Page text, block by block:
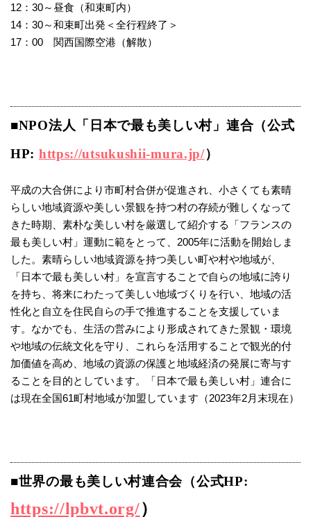
12：30～昼食（和束町内）
14：30～和束町出発＜全行程終了＞
17：00 関西国際空港（解散）
■NPO法人「日本で最も美しい村」連合（公式
HP: https://utsukushii-mura.jp/）
平成の大合併により市町村合併が促進され、小さくても素晴
らしい地域資源や美しい景観を持つ村の存続が難しくなって
きた時期、素朴な美しい村を厳選して紹介する「フランスの
最も美しい村」運動に範をとって、2005年に活動を開始しま
した。素晴らしい地域資源を持つ美しい町や村や地域が、
「日本で最も美しい村」を宣言することで自らの地域に誇り
を持ち、将来にわたって美しい地域づくりを行い、地域の活
性化と自立を住民自らの手で推進することを支援していま
す。なかでも、生活の営みにより形成されてきた景観・環境
や地域の伝統文化を守り、これらを活用することで観光的付
加価値を高め、地域の資源の保護と地域経済の発展に寄与す
ることを目的としています。「日本で最も美しい村」連合に
は現在全国61町村地域が加盟しています（2023年2月末現在）
■世界の最も美しい村連合会（公式HP:
https://lpbvt.org/）